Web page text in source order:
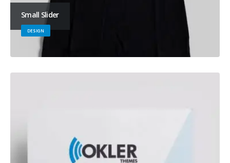
Small Slider
DESIGN